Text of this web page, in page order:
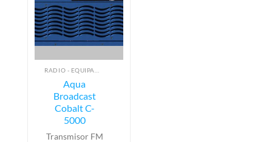
Aqua
Broadcast
Cobalt C-
5000
Transmisor FM